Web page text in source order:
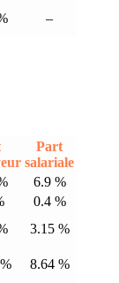
–
Part
salariale
6.9 %
0.4 %
3.15 %
8.64 %